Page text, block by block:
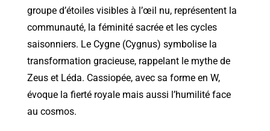
groupe d’étoiles visibles à l’œil nu, représentent la
communauté, la féminité sacrée et les cycles
saisonniers. Le Cygne (Cygnus) symbolise la
transformation gracieuse, rappelant le mythe de
Zeus et Léda. Cassiopée, avec sa forme en W,
évoque la fierté royale mais aussi l’humilité face
au cosmos.